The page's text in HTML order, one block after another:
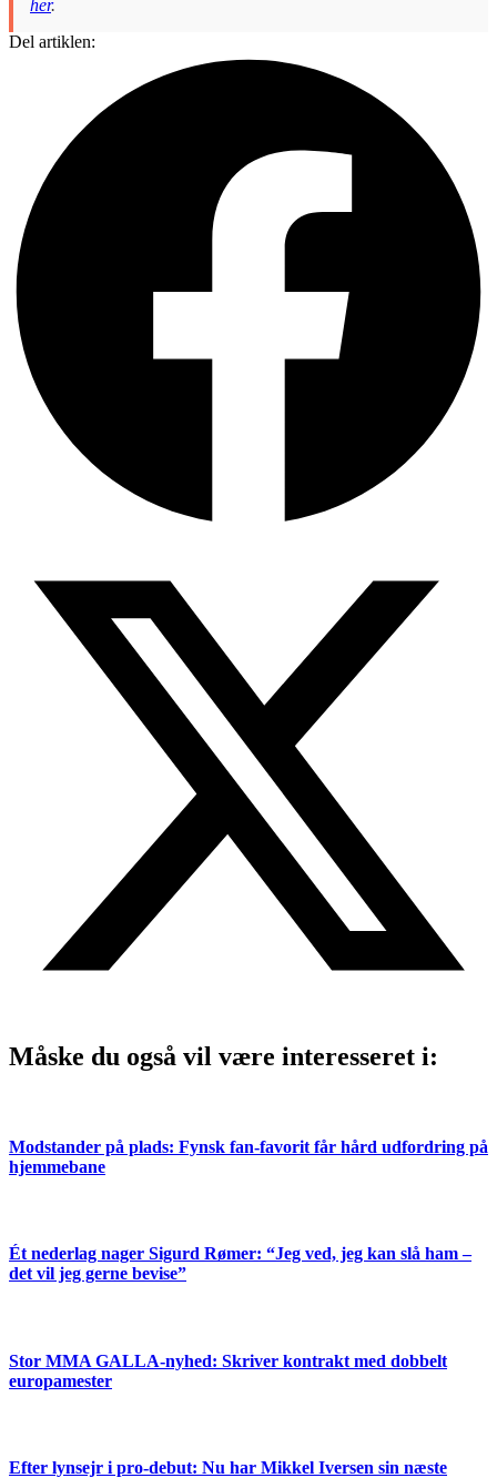
her.
Del artiklen:
Måske du også vil være interesseret i:
Modstander på plads: Fynsk fan-favorit får hård udfordring på
hjemmebane
Ét nederlag nager Sigurd Rømer: “Jeg ved, jeg kan slå ham –
det vil jeg gerne bevise”
Stor MMA GALLA-nyhed: Skriver kontrakt med dobbelt
europamester
Efter lynsejr i pro-debut: Nu har Mikkel Iversen sin næste